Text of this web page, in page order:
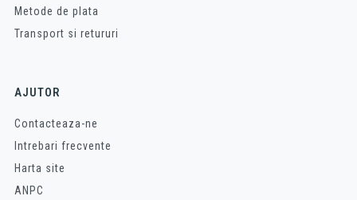
Metode de plata
Transport si retururi
AJUTOR
Contacteaza-ne
Intrebari frecvente
Harta site
ANPC